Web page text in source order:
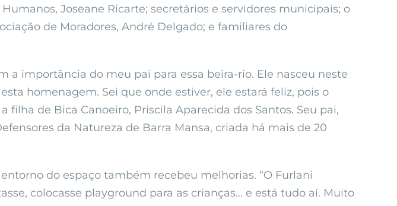
Joseane Ricarte; secretários e servidores municipais; o
de Moradores, André Delgado; e familiares do
a importância do meu pai para essa beira-rio. Ele nasceu neste
homenagem. Sei que onde estiver, ele estará feliz, pois o
de Bica Canoeiro, Priscila Aparecida dos Santos. Seu pai,
da Natureza de Barra Mansa, criada há mais de 20
do espaço também recebeu melhorias. “O Furlani
colocasse playground para as crianças… e está tudo aí. Muito